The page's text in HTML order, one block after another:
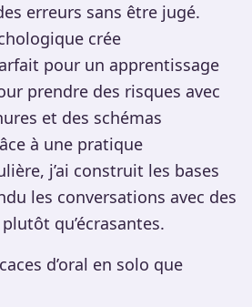
erreurs sans être jugé.
crée
pour un apprentissage
prendre des risques avec
et des schémas
à une pratique
j’ai construit les bases
les conversations avec des
qu’écrasantes.
d’oral en solo que